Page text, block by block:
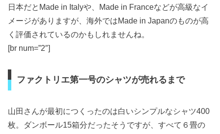
日本だとMade in Italyや、Made in Franceなどが高級なイ
メージがありますが、海外ではMade in Japanのものが高
く評価されているのかもしれませんね。
[br num=”2″]
ファクトリエ第一号のシャツが売れるまで
山田さんが最初につくったのは白いシンプルなシャツ400
枚。ダンボール15箱分だったそうですが、すべて６畳の